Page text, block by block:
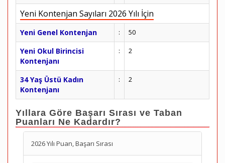
Yeni Kontenjan Sayıları 2026 Yılı İçin
Yeni Genel Kontenjan : 50
Yeni Okul Birincisi
Kontenjanı
: 2
34 Yaş Üstü Kadın
Kontenjanı
: 2
Yıllara Göre Başarı Sırası ve Taban
Puanları Ne Kadardır?
2026 Yılı Puan, Başarı Sırası